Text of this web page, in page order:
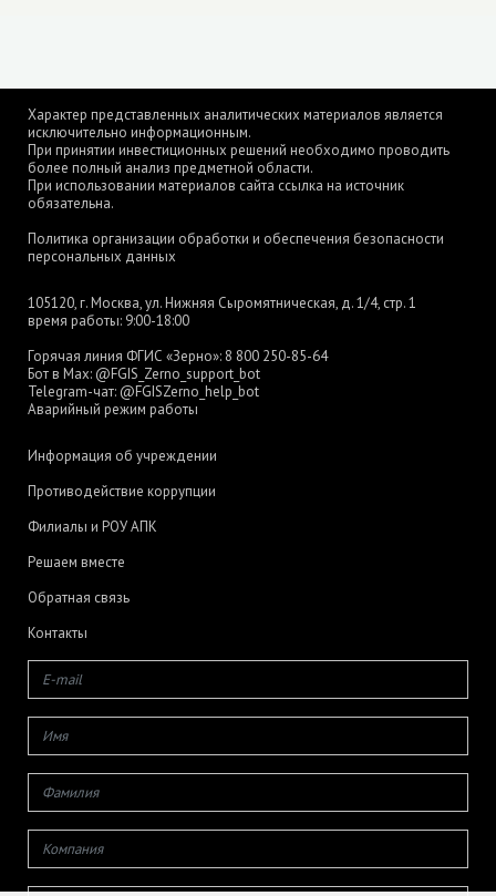
Характер представленных аналитических материалов является
исключительно информационным.
При принятии инвестиционных решений необходимо проводить
более полный анализ предметной области.
При использовании материалов сайта ссылка на источник
обязательна.
Политика организации обработки и обеспечения безопасности
персональных данных
105120, г. Москва, ул. Нижняя Сыромятническая, д. 1/4, стр. 1
время работы: 9:00-18:00
Горячая линия ФГИС «Зерно»: 8 800 250-85-64
Бот в Max: @FGIS_Zerno_support_bot
Telegram-чат: @FGISZerno_help_bot
Аварийный режим работы
Информация об учреждении
Противодействие коррупции
Филиалы и РОУ АПК
Решаем вместе
Обратная связь
Контакты